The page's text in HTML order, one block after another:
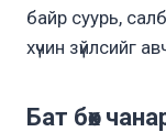
байр суурь,
хүчин зүйлсийг
Бат бөх